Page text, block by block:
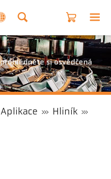
si osvědčená
Aplikace
Hliník